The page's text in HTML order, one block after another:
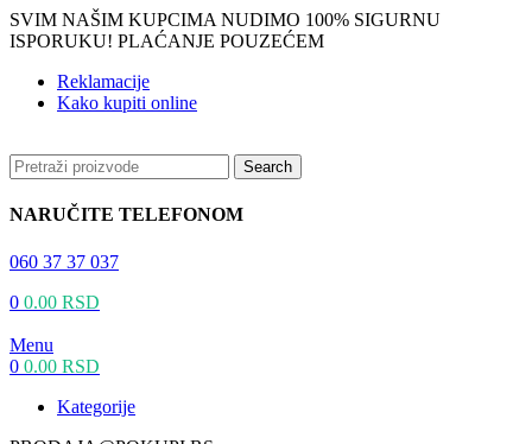
SVIM NAŠIM KUPCIMA NUDIMO 100% SIGURNU
ISPORUKU! PLAĆANJE POUZEĆEM
Reklamacije
Kako kupiti online
Search
NARUČITE TELEFONOM
060 37 37 037
0 0.00 RSD
Menu
0 0.00 RSD
Kategorije